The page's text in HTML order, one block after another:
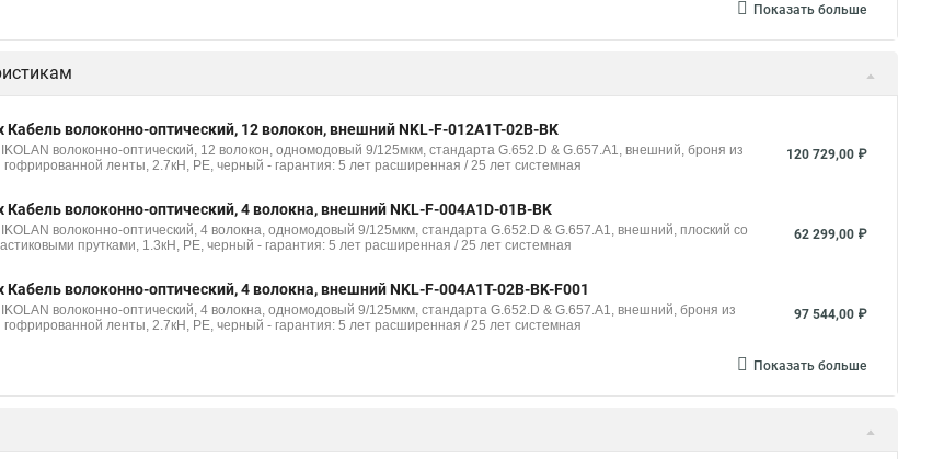
Показать больше
Кабель волоконно-оптический, 12 волокон, внешний NKL-F-012A1T-02B-BK
волоконно-оптический, 12 волокон, одномодовый 9/125мкм, стандарта G.652.D & G.657.A1, внешний, броня из
гофрированной ленты, 2.7кН, PE, черный - гарантия: 5 лет расширенная / 25 лет системная
120 729,00 ₽
Кабель волоконно-оптический, 4 волокна, внешний NKL-F-004A1D-01B-BK
волоконно-оптический, 4 волокна, одномодовый 9/125мкм, стандарта G.652.D & G.657.A1, внешний, плоский со
прутками, 1.3кН, PE, черный - гарантия: 5 лет расширенная / 25 лет системная
62 299,00 ₽
Кабель волоконно-оптический, 4 волокна, внешний NKL-F-004A1T-02B-BK-F001
волоконно-оптический, 4 волокна, одномодовый 9/125мкм, стандарта G.652.D & G.657.A1, внешний, броня из
гофрированной ленты, 2.7кН, PE, черный - гарантия: 5 лет расширенная / 25 лет системная
97 544,00 ₽
Показать больше